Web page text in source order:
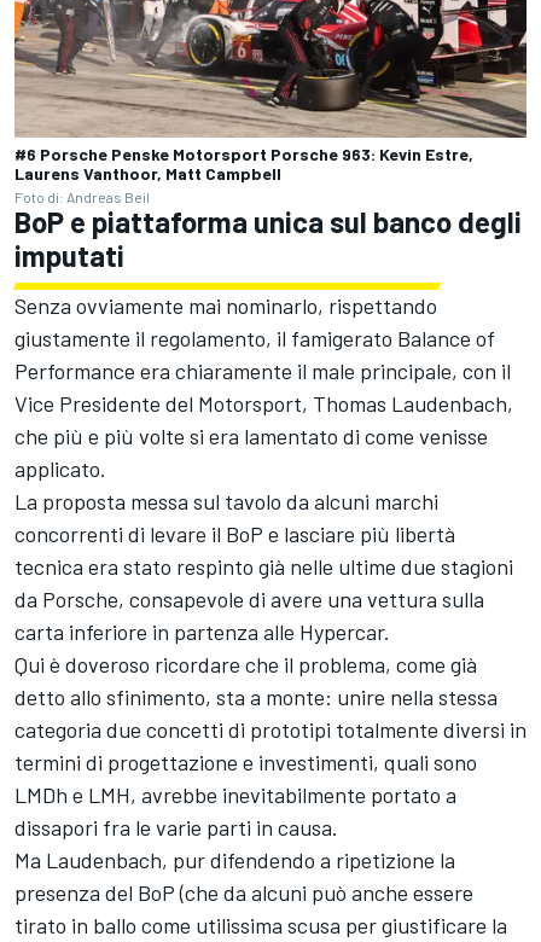
#6 Porsche Penske Motorsport Porsche 963: Kevin Estre,
Laurens Vanthoor, Matt Campbell
Foto di: Andreas Beil
BoP e piattaforma unica sul banco degli
imputati
Senza ovviamente mai nominarlo, rispettando
giustamente il regolamento, il famigerato Balance of
Performance era chiaramente il male principale, con il
Vice Presidente del Motorsport, Thomas Laudenbach,
che più e più volte si era lamentato di come venisse
applicato.
La proposta messa sul tavolo da alcuni marchi
concorrenti di levare il BoP e lasciare più libertà
tecnica era stato respinto già nelle ultime due stagioni
da Porsche, consapevole di avere una vettura sulla
carta inferiore in partenza alle Hypercar.
Qui è doveroso ricordare che il problema, come già
detto allo sfinimento, sta a monte: unire nella stessa
categoria due concetti di prototipi totalmente diversi in
termini di progettazione e investimenti, quali sono
LMDh e LMH, avrebbe inevitabilmente portato a
dissapori fra le varie parti in causa.
Ma Laudenbach, pur difendendo a ripetizione la
presenza del BoP (che da alcuni può anche essere
tirato in ballo come utilissima scusa per giustificare la